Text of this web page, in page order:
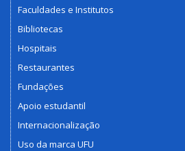
Faculdades e Institutos
Bibliotecas
Hospitais
Restaurantes
Fundações
Apoio estudantil
Internacionalização
Uso da marca UFU